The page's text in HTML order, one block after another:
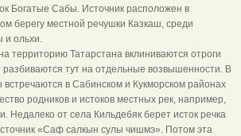
Богатые Сабы. Источник расположен в
берегу местной речушки Казкаш, среди
и ольхи.
территорию Татарстана вклиниваются отроги
разбиваются тут на отдельные возвышенности. В
встречаются в Сабинском и Кукморском районах
родников и истоков местных рек, например,
от села Кильдебяк берет исток речка
«Саф салкын сулы чишмэ». Потом эта